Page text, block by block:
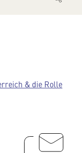
& die Rolle